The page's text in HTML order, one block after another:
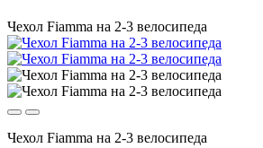
Чехол Fiamma на 2-3 велосипеда
Чехол Fiamma на 2-3 велосипеда